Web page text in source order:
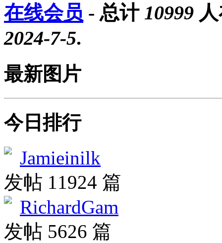
在线会员 - 总计 10999
2024-7-5.
最新图片
今日排行
Jamieinilk
发帖 11924 篇
RichardGam
发帖 5626 篇